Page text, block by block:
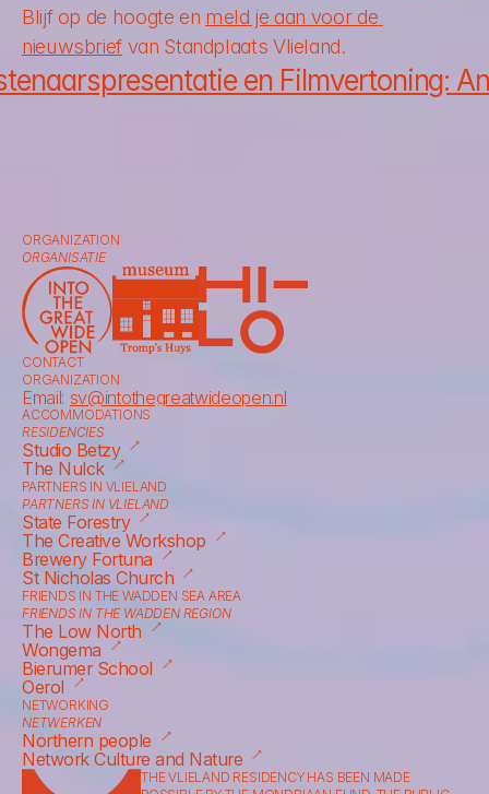
Blijf op de hoogte en meld je aan voor de
nieuwsbrief van Standplaats Vlieland.
en Filmvertoning:
ORGANIZATION
ORGANISATIE
CONTACT
ORGANIZATION
Email: sv@intothegreatwideopen.nl
ACCOMMODATIONS
RESIDENCIES
Studio Betzy ⟶
The Nulck ⟶
PARTNERS IN VLIELAND
PARTNERS IN VLIELAND
State Forestry ⟶
The Creative Workshop ⟶
Brewery Fortuna ⟶
St Nicholas Church ⟶
FRIENDS IN THE WADDEN SEA AREA
FRIENDS IN THE WADDEN REGION
The Low North ⟶
Wongema ⟶
Bierumer School ⟶
Oerol ⟶
NETWORKING
NETWERKEN
Northern people ⟶
Network Culture and Nature ⟶
THE VLIELAND RESIDENCY HAS BEEN MADE